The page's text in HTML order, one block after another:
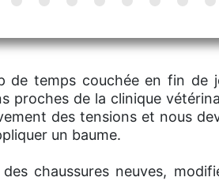
de temps couchée en fin de
proches de la clinique
des tensions et nous
un baume.
chaussures neuves,